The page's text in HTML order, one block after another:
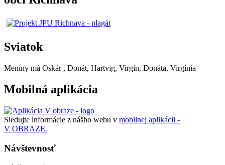
Sviatok
Meniny má Oskár , Donát, Hartvig, Virgín, Donáta, Virgínia
Mobilná aplikácia
Sledujte informácie z nášho webu v mobilnej aplikácii -
V OBRAZE.
Návštevnosť